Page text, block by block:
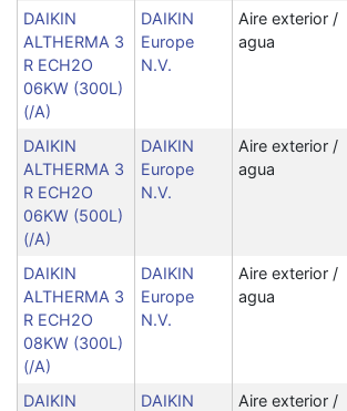
DAIKIN
ALTHERMA 3
R ECH2O
06KW (300L)
(/A)
DAIKIN
Europe
N.V.
Aire exterior /
agua
DAIKIN
ALTHERMA 3
R ECH2O
06KW (500L)
(/A)
DAIKIN
Europe
N.V.
Aire exterior /
agua
DAIKIN
ALTHERMA 3
R ECH2O
08KW (300L)
(/A)
DAIKIN
Europe
N.V.
Aire exterior /
agua
DAIKIN
DAIKIN
Aire exterior /